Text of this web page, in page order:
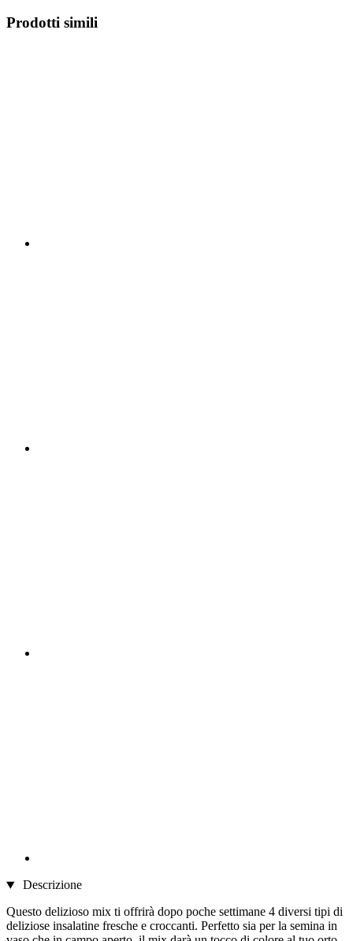
Prodotti simili
Descrizione
Questo delizioso mix ti offrirà dopo poche settimane 4 diversi tipi di
deliziose insalatine fresche e croccanti. Perfetto sia per la semina in